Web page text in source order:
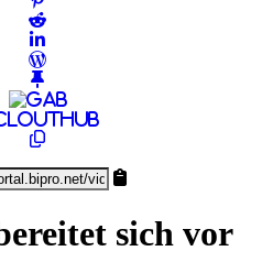
sich vor